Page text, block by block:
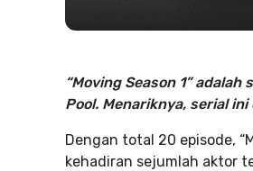
“Moving Season 1”
Pool. Menariknya, serial
Dengan total 20 episode,
kehadiran sejumlah aktor